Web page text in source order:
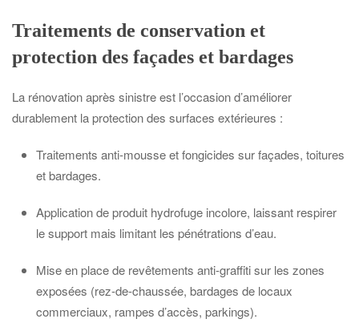
Traitements de conservation et
protection des façades et bardages
La rénovation après sinistre est l’occasion d’améliorer
durablement la protection des surfaces extérieures :
Traitements anti-mousse et fongicides sur façades, toitures
et bardages.
Application de produit hydrofuge incolore, laissant respirer
le support mais limitant les pénétrations d’eau.
Mise en place de revêtements anti-graffiti sur les zones
exposées (rez-de-chaussée, bardages de locaux
commerciaux, rampes d’accès, parkings).